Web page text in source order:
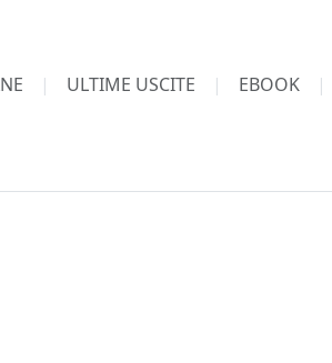
ULTIME USCITE EBOOK